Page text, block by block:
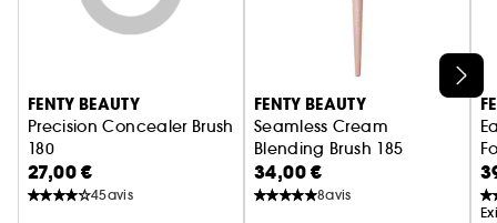
FENTY BEAUTY
Precision Concealer Brush
180
Pinceau Anticernes Retouche Instantanée
27,00 €
45avis
FENTY BEAUTY
Seamless Cream
Blending Brush 185
Pinceau Estompeur Bronzer et
34,00 €
8avis